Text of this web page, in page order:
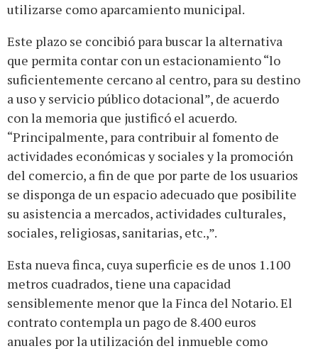
utilizarse como aparcamiento municipal.
Este plazo se concibió para buscar la alternativa
que permita contar con un estacionamiento “lo
suficientemente cercano al centro, para su destino
a uso y servicio público dotacional”, de acuerdo
con la memoria que justificó el acuerdo.
“Principalmente, para contribuir al fomento de
actividades económicas y sociales y la promoción
del comercio, a fin de que por parte de los usuarios
se disponga de un espacio adecuado que posibilite
su asistencia a mercados, actividades culturales,
sociales, religiosas, sanitarias, etc.,”.
Esta nueva finca, cuya superficie es de unos 1.100
metros cuadrados, tiene una capacidad
sensiblemente menor que la Finca del Notario. El
contrato contempla un pago de 8.400 euros
anuales por la utilización del inmueble como